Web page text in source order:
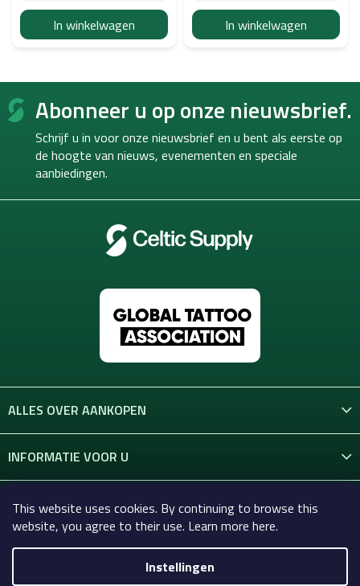
This website uses cookies. By continuing to browse this
website, you agree to their use. Learn more here.
Instellingen
In winkelwagen In winkelwagen
F
Abonneer u op onze nieuwsbrief.
Schrijf u in voor onze nieuwsbrief en u bent als eerste op
de hoogte van nieuws, evenementen en speciale
aanbiedingen.
ALLES OVER AANKOPEN
INFORMATIE VOOR U
CONTACT